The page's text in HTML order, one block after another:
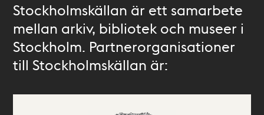
Stockholmskällan är ett samarbete
mellan arkiv, bibliotek och museer i
Stockholm. Partnerorganisationer
till Stockholmskällan är: